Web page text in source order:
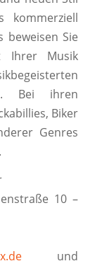
kommerziell
beweisen Sie
Ihrer Musik
Bei ihren
Biker
Genres
10 –
und